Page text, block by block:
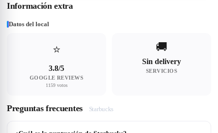
Información extra
Datos del local
⭐
3.8/5
GOOGLE REVIEWS
1159 votos
🚚
Sin delivery
SERVICIOS
Preguntas frecuentes Starbucks